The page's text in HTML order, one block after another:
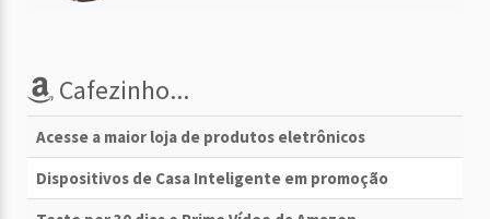
Cafezinho...
Acesse a maior loja de produtos eletrônicos
Dispositivos de Casa Inteligente em promoção